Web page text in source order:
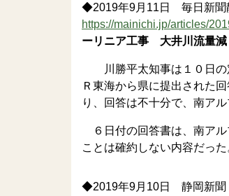
◆2019年9月11日 毎日新聞
https://mainichi.jp/articles/
ーリニア工事 大井川流量
川勝平太知事は１０日の
Ｒ東海から県に提出された
り、回答は不十分で、南ア
６日付の回答書は、南アル
ことは確約しない内容だっ
◆2019年9月10日 静岡新聞